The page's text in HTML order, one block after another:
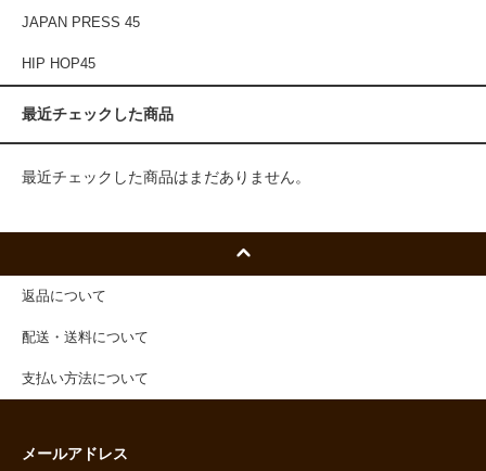
JAPAN PRESS 45
HIP HOP45
最近チェックした商品
最近チェックした商品はまだありません。
返品について
配送・送料について
支払い方法について
メールアドレス